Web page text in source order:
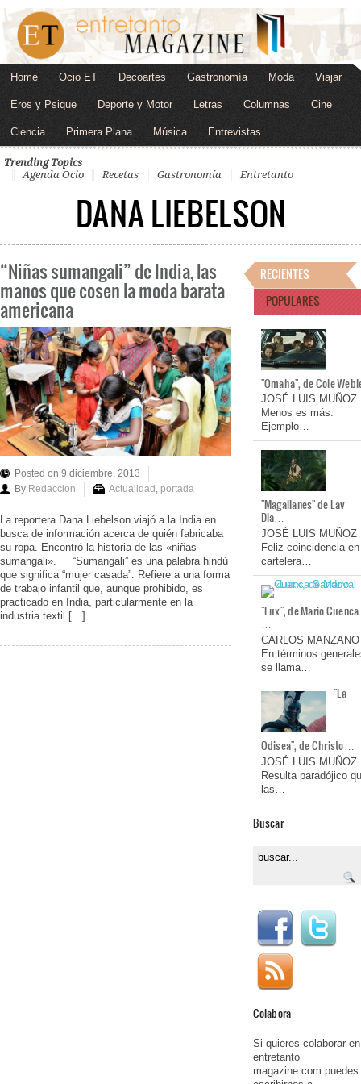
Home Ocio ET Decoartes Gastronomía Moda Viajar
Eros y Psique Deporte y Motor Letras Columnas Cine
Ciencia Primera Plana Música Entrevistas
Trending Topics
Agenda Ocio
Recetas Gastronomía Entretanto
DANA LIEBELSON
“Niñas sumangali” de India, las
manos que cosen la moda barata
americana
Posted on 9 diciembre, 2013
By Redaccion Actualidad, portada
La reportera Dana Liebelson viajó a la India en
busca de información acerca de quién fabricaba
su ropa. Encontró la historia de las «niñas
sumangali». “Sumangali” es una palabra hindú
que significa “mujer casada”. Refiere a una forma
de trabajo infantil que, aunque prohibido, es
practicado en India, particularmente en la
industria textil […]
RECIENTES
POPULARES
"Omaha", de Cole
JOSÉ LUIS MUÑOZ
Menos es más.
Ejemplo…
"Magallanes" de Lav
Dia…
JOSÉ LUIS MUÑOZ
Feliz coincidencia en
cartelera…
"Lux", de Mario Cuenca
…
CARLOS MANZANO
En términos
se llama…
"La
Odisea", de Christo…
JOSÉ LUIS MUÑOZ
Resulta paradójico
las…
Buscar
Colabora
Si quieres colaborar en
entretanto
magazine.com puedes